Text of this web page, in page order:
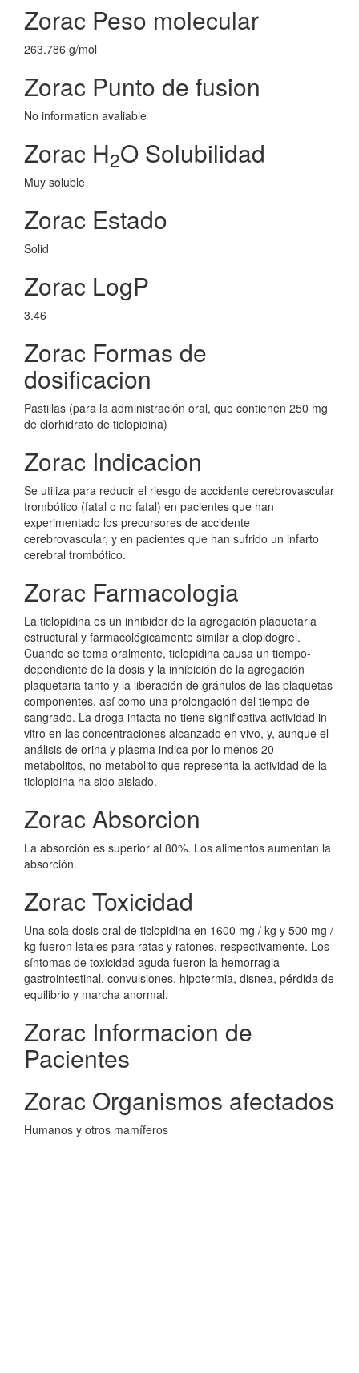
Zorac Peso molecular
263.786 g/mol
Zorac Punto de fusion
No information avaliable
Zorac H2O Solubilidad
Muy soluble
Zorac Estado
Solid
Zorac LogP
3.46
Zorac Formas de
dosificacion
Pastillas (para la administración oral, que contienen 250 mg
de clorhidrato de ticlopidina)
Zorac Indicacion
Se utiliza para reducir el riesgo de accidente cerebrovascular
trombótico (fatal o no fatal) en pacientes que han
experimentado los precursores de accidente
cerebrovascular, y en pacientes que han sufrido un infarto
cerebral trombótico.
Zorac Farmacologia
La ticlopidina es un inhibidor de la agregación plaquetaria
estructural y farmacológicamente similar a clopidogrel.
Cuando se toma oralmente, ticlopidina causa un tiempo-
dependiente de la dosis y la inhibición de la agregación
plaquetaria tanto y la liberación de gránulos de las plaquetas
componentes, así como una prolongación del tiempo de
sangrado. La droga intacta no tiene significativa actividad in
vitro en las concentraciones alcanzado en vivo, y, aunque el
análisis de orina y plasma indica por lo menos 20
metabolitos, no metabolito que representa la actividad de la
ticlopidina ha sido aislado.
Zorac Absorcion
La absorción es superior al 80%. Los alimentos aumentan la
absorción.
Zorac Toxicidad
Una sola dosis oral de ticlopidina en 1600 mg / kg y 500 mg /
kg fueron letales para ratas y ratones, respectivamente. Los
síntomas de toxicidad aguda fueron la hemorragia
gastrointestinal, convulsiones, hipotermia, disnea, pérdida de
equilibrio y marcha anormal.
Zorac Informacion de
Pacientes
Zorac Organismos afectados
Humanos y otros mamíferos